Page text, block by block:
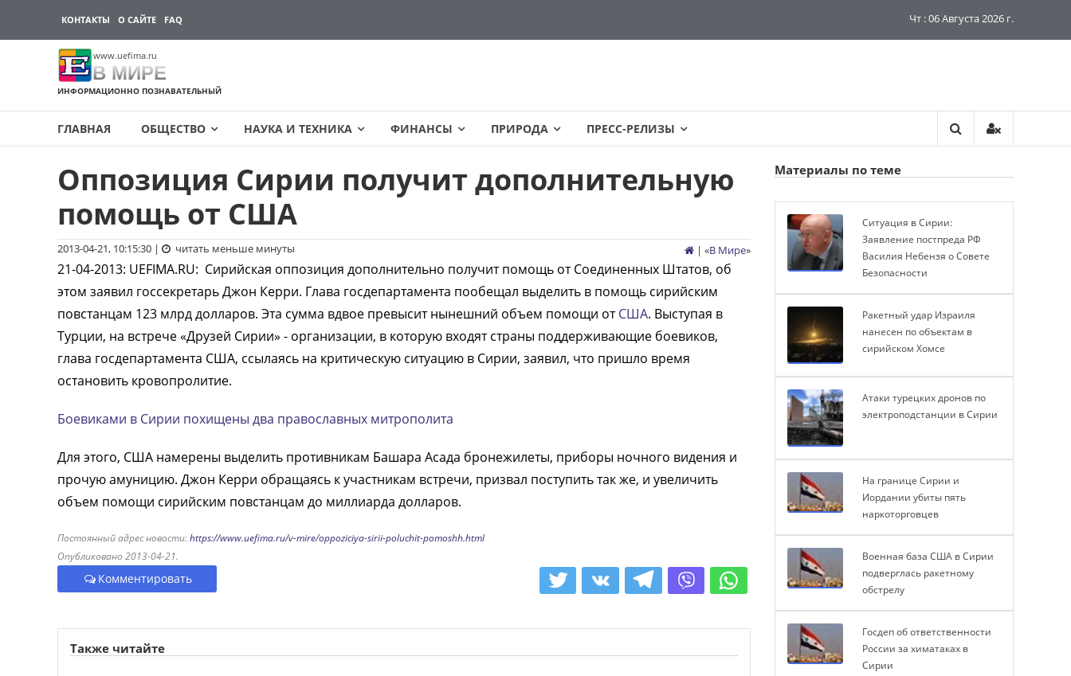
КОНТАКТЫ О САЙТЕ FAQ Чт : 06 Августа 2026 г.
www.uefima.ru
В МИРЕ
ИНФОРМАЦИОННО ПОЗНАВАТЕЛЬНЫЙ
ГЛАВНАЯ ОБЩЕСТВО НАУКА И ТЕХНИКА ФИНАНСЫ ПРИРОДА ПРЕСС-РЕЛИЗЫ
содержимому
Оппозиция Сирии получит дополнительную
помощь от США
2013-04-21, 10:15:30 | читать меньше минуты | «В Мире»
21-04-2013: UEFIMA.RU: Сирийская оппозиция дополнительно получит помощь от Соединенных Штатов, об
этом заявил госсекретарь Джон Керри. Глава госдепартамента пообещал выделить в помощь сирийским
повстанцам 123 млрд долларов. Эта сумма вдвое превысит нынешний объем помощи отСША. Выступая в
Турции, на встрече «Друзей Сирии» - организации, в которую входят страны поддерживающие боевиков,
глава госдепартамента США, ссылаясь на критическую ситуацию в Сирии, заявил, что пришло время
остановить кровопролитие.
Боевиками в Сирии похищены два православных митрополита
Для этого, США намерены выделить противникам Башара Асада бронежилеты, приборы ночного видения и
прочую амуницию. Джон Керри обращаясь к участникам встречи, призвал поступить так же, и увеличить
объем помощи сирийским повстанцам до миллиарда долларов.
Постоянный адрес новости:https://www.uefima.ru/v-mire/oppoziciya-sirii-poluchit-pomoshh.html
Опубликовано 2013-04-21.
Комментировать
Также читайте
Материалы по теме
Ситуация в Сирии:
Заявление постпреда РФ
Василия Небензя о Совете
Безопасности
Ракетный удар Израиля
нанесен по объектам в
сирийском Хомсе
Атаки турецких дронов по
электроподстанции в Сирии
На границе Сирии и
Иордании убиты пять
наркоторговцев
Военная база США в Сирии
подверглась ракетному
обстрелу
Госдеп об ответственности
России за химатаках в
Сирии